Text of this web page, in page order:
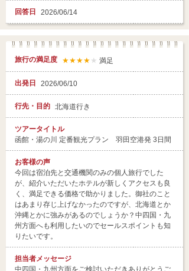
回答日 2026/06/14
旅行の満足度 ★★★★ ★ 満足
出発日 2026/06/10
行先・目的 北海道行き
ツアータイトル
函館・湯の川 定番観光プラン 羽田空港発 3日間
お客様の声
今回は宿泊先と交通機関のみの個人旅行でした
が、紹介いただいたホテルが新しくアクセスも良
く、満足できる価格で助かりました。御社のこと
はあまり存じ上げなかったのですが、北海道とか
沖縄とかに強みがあるのでしょうか？中四国・九
州方面へも利用したいのでセールスポイントも知
りたいです。
担当者メッセージ
中四国・九州方面をご検討いただきありがとうご